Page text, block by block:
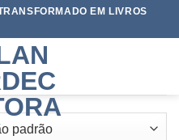
EM LIVROS